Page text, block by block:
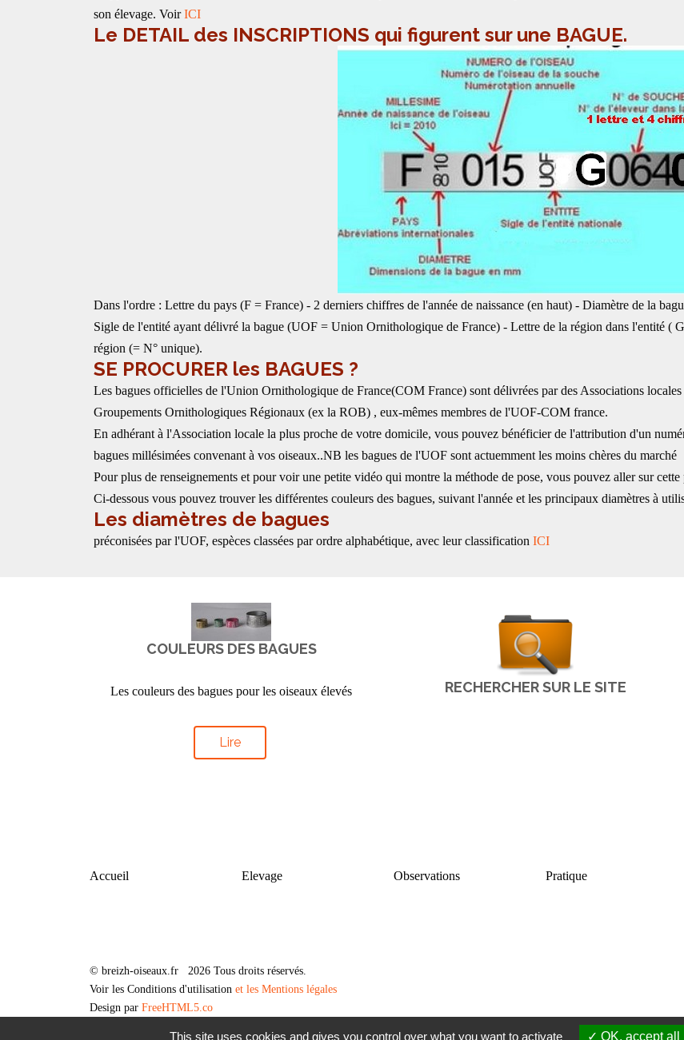
son élevage. VoirICI
Le DETAIL des INSCRIPTIONS qui figurent sur une BAGUE.
Dans l'ordre : Lettre du pays (F = France) - 2 derniers chiffres de l'année de naissance (en haut) - Diamètre de la
Sigle de l'entité ayant délivré la bague (UOF = Union Ornithologique de France) - Lettre de la région dans l'entité (
région (= N° unique).
SE PROCURER les BAGUES ?
Les bagues officielles de l'Union Ornithologique de France(COM France) sont délivrées par des Associations
Groupements Ornithologiques Régionaux (ex la ROB) , eux-mêmes membres de l'UOF-COM france.
En adhérant à l'Association locale la plus proche de votre domicile, vous pouvez bénéficier de l'attribution d'un
bagues millésimées convenant à vos oiseaux..NB les bagues de l'UOF sont actuemment les moins chères du marché
Pour plus de renseignements et pour voir une petite vidéo qui montre la méthode de pose, vous pouvez aller sur
Ci-dessous vous pouvez trouver les différentes couleurs des bagues, suivant l'année et les principaux diamètres à
Les diamètres de bagues
préconisées par l'UOF, espèces classées par ordre alphabétique, avec leur classification ICI
COULEURS DES BAGUES
Les couleurs des bagues pour les oiseaux élevés
Lire
RECHERCHER SUR LE SITE
Accueil Elevage Observations Pratique
© breizh-oiseaux.fr 2026 Tous droits réservés.
Voir les Conditions d'utilisation et les Mentions légales
Design par FreeHTML5.co
This site uses cookies and gives you control over what you want to activate OK, accept all